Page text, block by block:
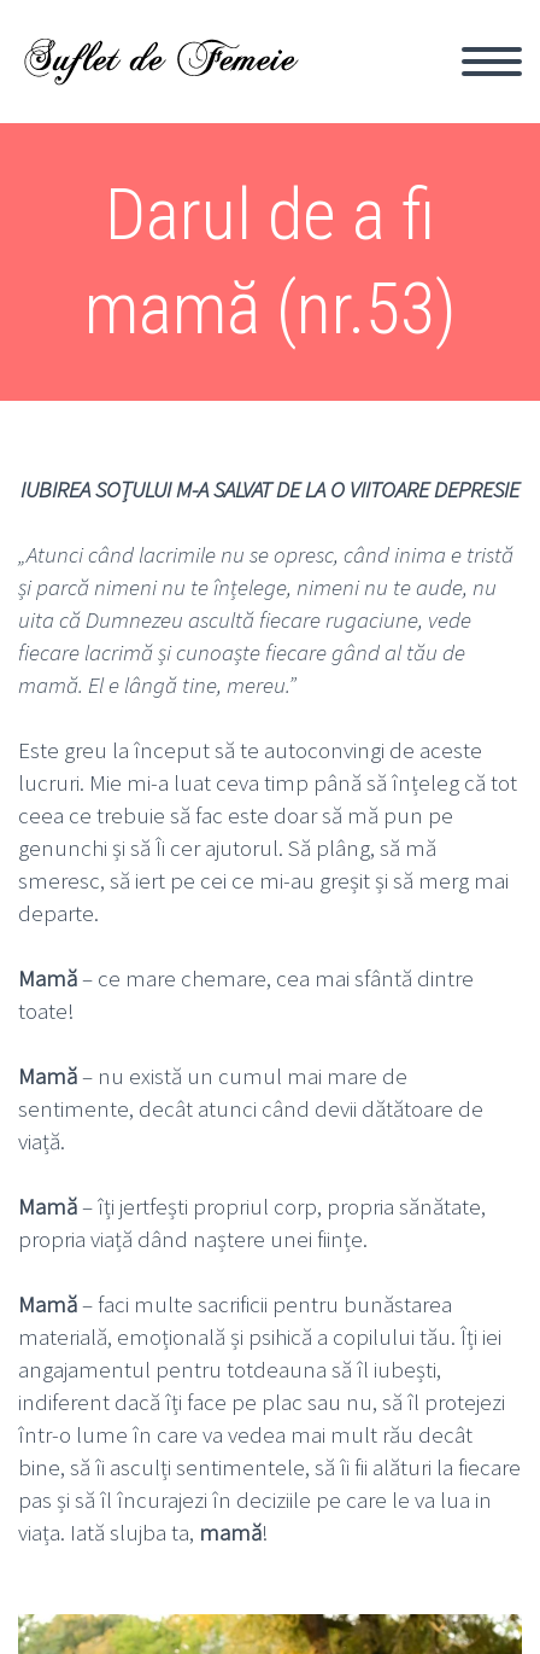
Darul de a fi
mamă (nr.53)
IUBIREA SOȚULUI M-A SALVAT DE LA O VIITOARE DEPRESIE
„Atunci când lacrimile nu se opresc, când inima e tristă
și parcă nimeni nu te înțelege, nimeni nu te aude, nu
uita că Dumnezeu ascultă fiecare rugaciune, vede
fiecare lacrimă și cunoaște fiecare gând al tău de
mamă. El e lângă tine, mereu.”
Este greu la început să te autoconvingi de aceste
lucruri. Mie mi-a luat ceva timp până să înțeleg că tot
ceea ce trebuie să fac este doar să mă pun pe
genunchi și să Îi cer ajutorul. Să plâng, să mă
smeresc, să iert pe cei ce mi-au greșit și să merg mai
departe.
Mamă– ce mare chemare, cea mai sfântă dintre
toate!
Mamă– nu există un cumul mai mare de
sentimente, decât atunci când devii dătătoare de
viață.
Mamă– îți jertfești propriul corp, propria sănătate,
propria viață dând naștere unei ființe.
Mamă– faci multe sacrificii pentru bunăstarea
materială, emoțională și psihică a copilului tău. Îți iei
angajamentul pentru totdeauna să îl iubești,
indiferent dacă îți face pe plac sau nu, să îl protejezi
într-o lume în care va vedea mai mult rău decât
bine, să îi asculți sentimentele, să îi fii alături la fiecare
pas și să îl încurajezi în deciziile pe care le va lua in
viața. Iată slujba ta, mamă!